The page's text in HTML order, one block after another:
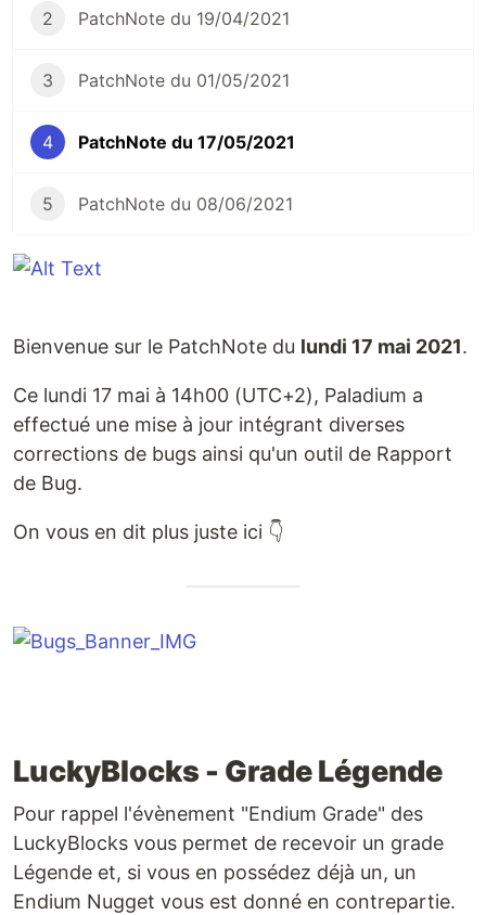
2 PatchNote du 19/04/2021
3 PatchNote du 01/05/2021
4 PatchNote du 17/05/2021
5 PatchNote du 08/06/2021
Bienvenue sur le PatchNote du lundi 17 mai 2021.
Ce lundi 17 mai à 14h00 (UTC+2), Paladium a
effectué une mise à jour intégrant diverses
corrections de bugs ainsi qu'un outil de Rapport
de Bug.
On vous en dit plus juste ici 👇
LuckyBlocks - Grade Légende
Pour rappel l'évènement "Endium Grade" des
LuckyBlocks vous permet de recevoir un grade
Légende et, si vous en possédez déjà un, un
Endium Nugget vous est donné en contrepartie.